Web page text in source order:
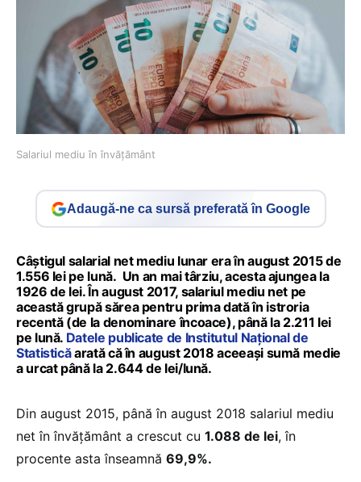
Salariul mediu în învăţământ
Adaugă-ne ca sursă preferată în Google
Câștigul salarial net mediu lunar era în august 2015 de
1.556 lei pe lună. Un an mai târziu, acesta ajungea la
1926 de lei. În august 2017, salariul mediu net pe
această grupă sărea pentru prima dată în istroria
recentă (de la denominare încoace), până la 2.211 lei
pe lună. Datele publicate de Institutul Național de
Statisticăarată că în august 2018 aceeași sumă medie
a urcat până la 2.644 de lei/lună.
Din august 2015, până în august 2018 salariul mediu
net în învățământ a crescut cu 1.088 de lei, în
procente asta înseamnă 69,9%.